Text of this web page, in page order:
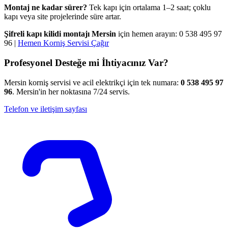
Montaj ne kadar sürer? Tek kapı için ortalama 1–2 saat; çoklu
kapı veya site projelerinde süre artar.
Şifreli kapı kilidi montajı Mersin için hemen arayın: 0 538 495 97
96 | Hemen Korniş Servisi Çağır
Profesyonel Desteğe mi İhtiyacınız Var?
Mersin korniş servisi ve acil elektrikçi için tek numara: 0 538 495 97
96. Mersin'in her noktasına 7/24 servis.
Telefon ve iletişim sayfası